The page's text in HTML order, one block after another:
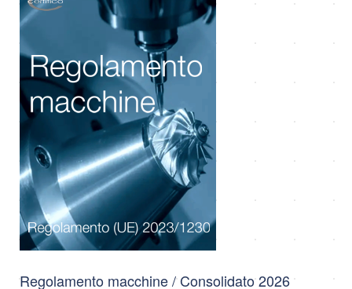
Regolamento macchine / Consolidato 2026